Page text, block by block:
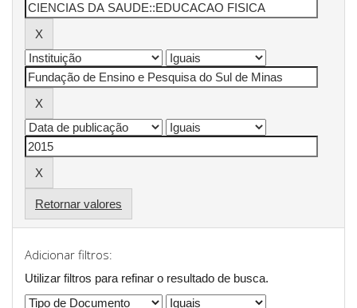
Retornar valores
Adicionar filtros:
Utilizar filtros para refinar o resultado de busca.